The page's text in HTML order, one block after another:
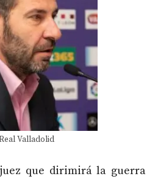
Valladolid
que dirimirá la guerra